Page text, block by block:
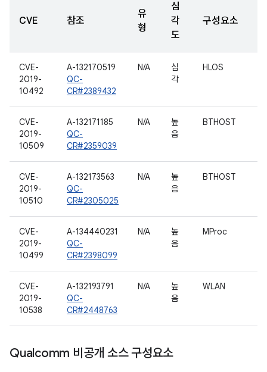
CVE 참조
유
형
심
각
도
구성요소
CVE-
2019-
10492
A-132170519
QC-
CR#2389432
N/A
심
각
HLOS
CVE-
2019-
10509
A-132171185
QC-
CR#2359039
N/A
높
음
BTHOST
CVE-
2019-
10510
A-132173563
QC-
CR#2305025
N/A
높
음
BTHOST
CVE-
2019-
10499
A-134440231
QC-
CR#2398099
N/A
높
음
MProc
CVE-
2019-
10538
A-132193791
QC-
CR#2448763
N/A
높
음
WLAN
Qualcomm 비공개 소스 구성요소